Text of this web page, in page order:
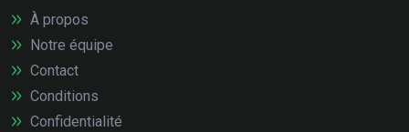
À propos
Notre équipe
Contact
Conditions
Confidentialité